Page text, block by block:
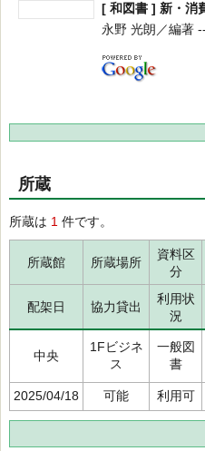
[ 和図書 ] 新・消
永野 光朗／編著
所蔵
所蔵は 1 件です。
所蔵館 所蔵場所
資料区
分
配架日 協力貸出
利用状
況
中央
1Fビジネ
ス
一般図
書
2025/04/18 可能 利用可